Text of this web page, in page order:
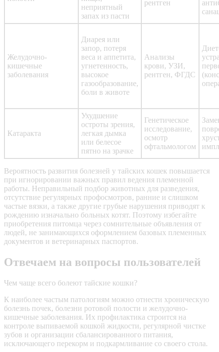
неприятный
запах из пасти
рентген
Желудочно-
кишечные
заболевания
Диарея или
запор, потеря
веса и аппетита,
угнетенность,
высокое
газообразование,
боли в животе
Анализы
крови, УЗИ,
рентген, ФГДС
Катаракта
Ухудшение
остроты зрения,
легкая дымка
или белесое
пятно на зрачке
Генетическое
исследование,
осмотр
офтальмологом
Вероятность развития болезней у тайских кошек повышается
при игнорировании важных правил ведения племенной
работы. Неправильный подбор животных для разведения,
отсутствие регулярных профосмотров, ранние и слишком
частые вязки, а также другие грубые нарушения приводят к
рождению изначально больных котят. Поэтому избегайте
приобретения питомца через сомнительные объявления от
людей, не занимающихся оформлением базовых племенных
документов и ветеринарных паспортов.
Отвечаем на вопросы пользователей
Чем чаще всего болеют тайские кошки?
К наиболее частым патологиям можно отнести хроническую
болезнь почек, болезни ротовой полости и желудочно-
кишечные заболевания. Их профилактика строится на
контроле выпиваемой кошкой жидкости, регулярной чистке
зубов и организации сбалансированного питания,
исключающего перекорм и подкармливание со своего стола.